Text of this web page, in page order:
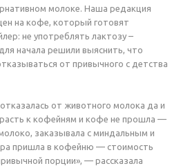
молоке. Наша редакция
на кофе, который готовят
не употреблять лактозу –
начала решили выяснить, что
от привычного с детства
от животного молока да и
к кофейням и кофе не прошла —
заказывала с миндальным и
пришла в кофейню — стоимость
порции», — рассказала